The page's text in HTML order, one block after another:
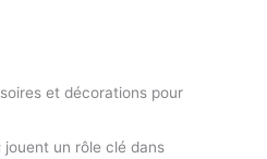
et décorations pour
jouent un rôle clé dans